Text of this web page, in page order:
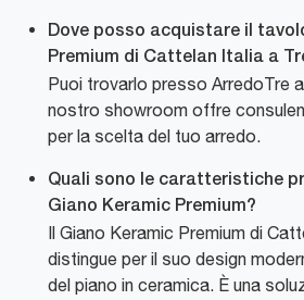
Dove posso acquistare il
Premium di Cattelan Italia a
Puoi trovarlo presso ArredoTre
nostro showroom offre
per la scelta del tuo arredo.
Quali sono le caratteristiche
Giano Keramic Premium?
Il Giano Keramic Premium di
distingue per il suo design
del piano in ceramica. È una